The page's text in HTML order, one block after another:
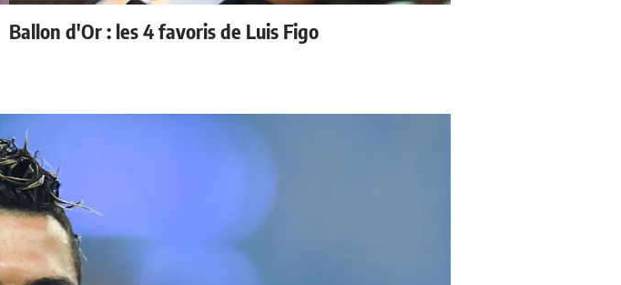
Ballon d'Or : les 4 favoris de Luis Figo